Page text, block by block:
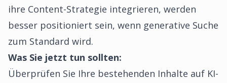
ihre Content-Strategie integrieren, werden
besser positioniert sein, wenn generative Suche
zum Standard wird.
Was Sie jetzt tun sollten:
Überprüfen Sie Ihre bestehenden Inhalte auf KI-